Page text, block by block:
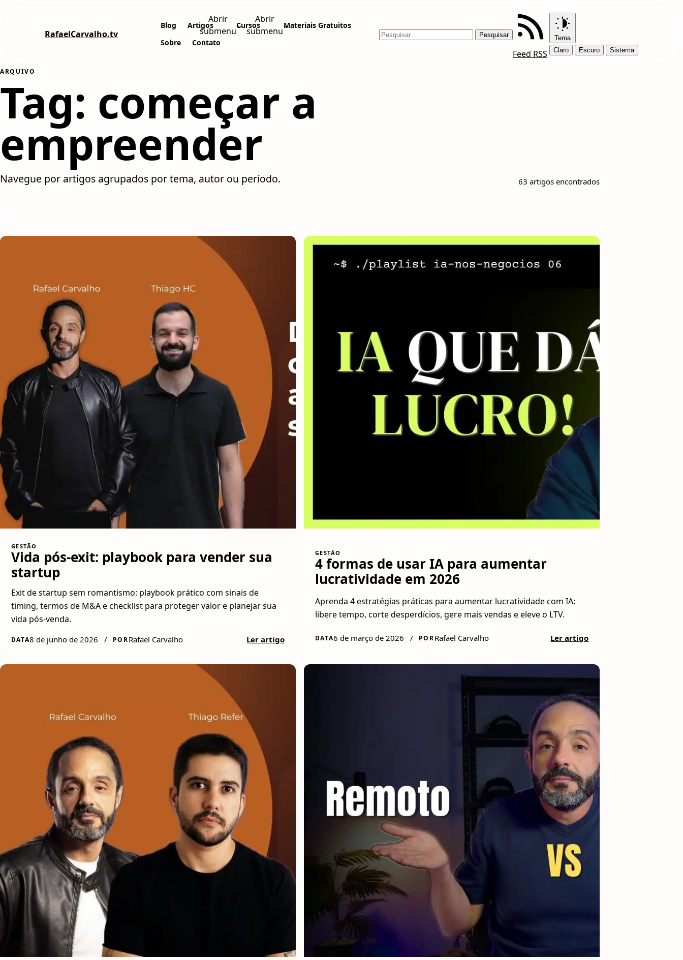
RafaelCarvalho.tv
Blog Artigos
Abrir
submenu
⌄
Cursos
Abrir
submenu
⌄
Materiais Gratuitos
Sobre
Contato
Feed RSS
Tema
Claro
Escuro Sistema
ARQUIVO
Tag: começar a
empreender
Navegue por artigos agrupados por tema, autor ou período. 63 artigos encontrados
GESTÃO
Vida pós-exit: playbook para vender sua
startup
Exit de startup sem romantismo: playbook prático com sinais de
timing, termos de M&A e checklist para proteger valor e planejar sua
vida pós-venda.
DATA8 de junho de 2026 / PORRafael Carvalho Ler artigo
GESTÃO
4 formas de usar IA para aumentar
lucratividade em 2026
Aprenda 4 estratégias práticas para aumentar lucratividade com IA:
libere tempo, corte desperdícios, gere mais vendas e eleve o LTV.
DATA6 de março de 2026 / PORRafael Carvalho Ler artigo